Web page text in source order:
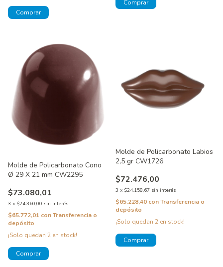
Molde de Policarbonato Cono
Ø 29 X 21 mm CW2295
$73.080,01
3 x $24.360,00 sin interés
$65.772,01 conTransferencia o
depósito
¡Solo quedan 2 en stock!
Molde de Policarbonato Labios
2,5 gr CW1726
$72.476,00
3 x $24.158,67 sin interés
$65.228,40 conTransferencia o
depósito
¡Solo quedan 2 en stock!